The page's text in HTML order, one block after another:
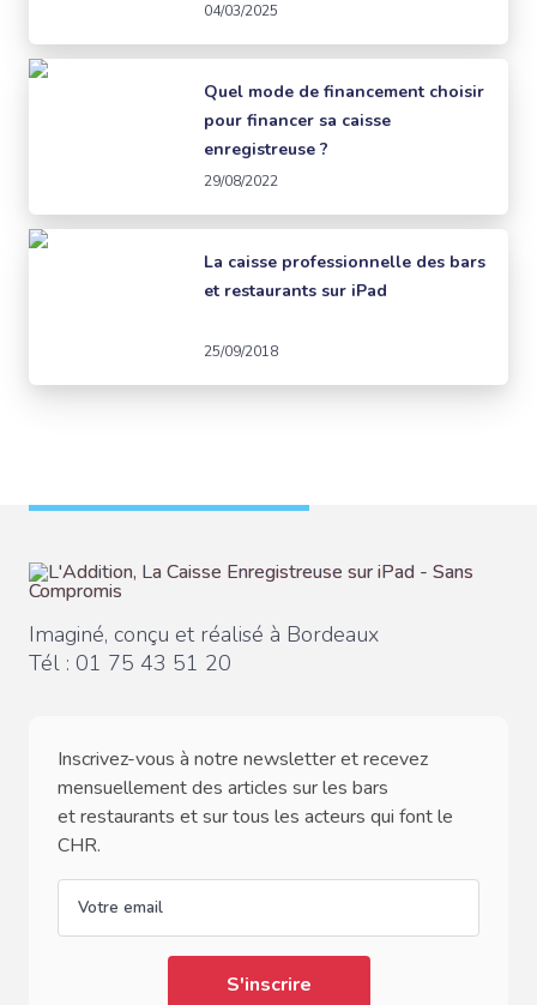
04/03/2025
Quel mode de financement choisir
pour financer sa caisse
enregistreuse ?
29/08/2022
La caisse professionnelle des bars
et restaurants sur iPad
25/09/2018
Imaginé, conçu et réalisé à Bordeaux
Tél : 01 75 43 51 20
Inscrivez-vous à notre newsletter et recevez
mensuellement des articles sur les bars
et restaurants et sur tous les acteurs qui font le
CHR.